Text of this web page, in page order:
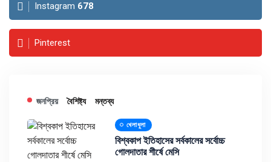
Instagram 678
Pinterest
জনপ্রিয় বৈশিষ্ট্য মন্তব্য
খেলাধুলা
বিশ্বকাপ ইতিহাসের সর্বকালের সর্বোচ্চ
গোলদাতার শীর্ষে মেসি